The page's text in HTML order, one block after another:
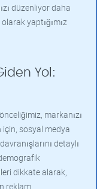
düzenliyor daha
yaptığımız
Yol:
markanızı
sosyal medya
detaylı
dikkate alarak,
reklam